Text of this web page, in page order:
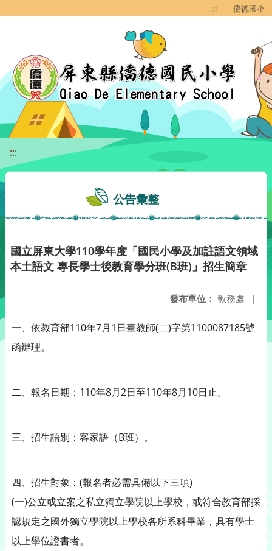
::: 僑德國小
:::
公告彙整
國立屏東大學110學年度「國民小學及加註語文領域
本土語文 專長學士後教育學分班(B班)」招生簡章
發布單位： 教務處 |
一、依教育部110年7月1日臺教師(二)字第1100087185號
函辦理。
二、報名日期：110年8月2日至110年8月10日止。
三、招生語別：客家語（B班）。
四、招生對象：(報名者必需具備以下三項)
(一)公立或立案之私立獨立學院以上學校，或符合教育部採
認規定之國外獨立學院以上學校各所系科畢業，具有學士
以上學位證書者。